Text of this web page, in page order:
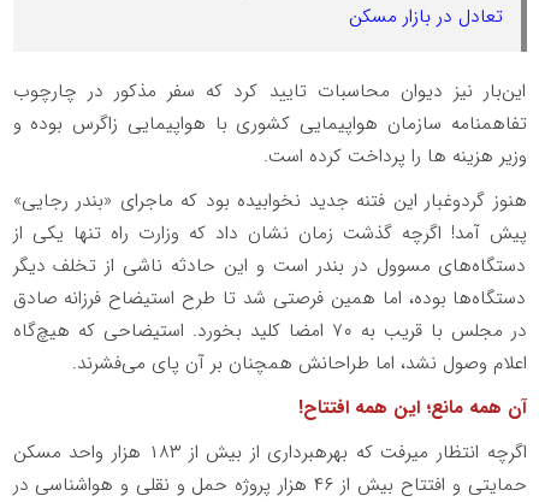
تعادل در بازار مسکن
این‌بار نیز دیوان محاسبات تایید کرد که سفر مذکور در چارچوب
تفاهمنامه سازمان هواپیمایی کشوری با هواپیمایی زاگرس بوده و
وزیر هزینه ‎ها را پرداخت کرده است.
هنوز گردوغبار این فتنه جدید نخوابیده بود که ماجرای «بندر رجایی»
پیش آمد! اگرچه گذشت زمان نشان داد که وزارت راه تنها یکی از
دستگاه‌های مسوول در بندر است و این حادثه ناشی از تخلف دیگر
دستگاه‌ها بوده، اما همین فرصتی شد تا طرح استیضاح فرزانه صادق
در مجلس با قریب به ۷۰ امضا کلید بخورد. استیضاحی که هیچ‌گاه
اعلام وصول نشد، اما طراحانش همچنان بر آن پای می‌فشرند.
آن همه مانع؛ این همه افتتاح!
اگرچه انتظار می‎رفت که بهره‎برداری از بیش از ۱۸۳ هزار واحد مسکن
حمایتی و افتتاح بیش از ۴۶ هزار پروژه حمل و نقلی و هواشناسی در